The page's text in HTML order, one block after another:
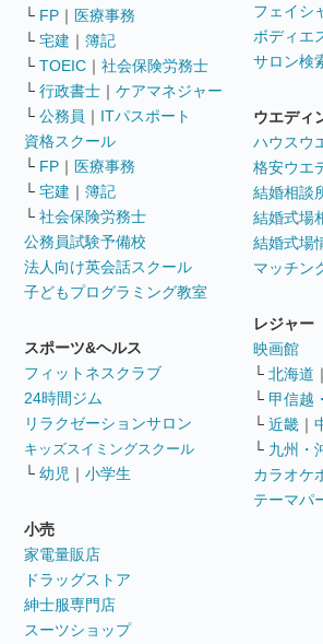
└ FP ｜ 医療事務
└ 宅建 ｜ 簿記
└ TOEIC ｜ 社会保険労務士
└ 行政書士 ｜ ケアマネジャー
└ 公務員 ｜ ITパスポート
資格スクール
└ FP ｜ 医療事務
└ 宅建 ｜ 簿記
└ 社会保険労務士
公務員試験予備校
法人向け英会話スクール
子どもプログラミング教室
スポーツ&ヘルス
フィットネスクラブ
24時間ジム
リラクゼーションサロン
キッズスイミングスクール
└ 幼児 ｜ 小学生
小売
家電量販店
ドラッグストア
紳士服専門店
スーツショップ
フェイシ
ボディエ
サロン検
ウエディ
ハウスウ
格安ウエ
結婚相談
結婚式場
結婚式場
マッチン
レジャー
映画館
└ 北海道 ｜
└ 甲信越
└ 近畿 ｜
└ 九州・
カラオケ
テーマパ